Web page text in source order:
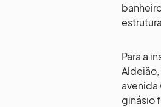
Para a
avenida
ginásio